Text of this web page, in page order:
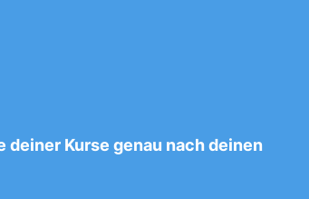
deiner Kurse genau nach deinen